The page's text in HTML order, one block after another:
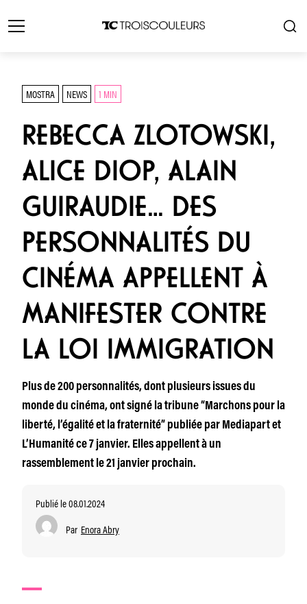
MOSTRA NEWS 1 MIN
REBECCA ZLOTOWSKI,
ALICE DIOP, ALAIN
GUIRAUDIE… DES
PERSONNALITÉS DU
CINÉMA APPELLENT À
MANIFESTER CONTRE
LA LOI IMMIGRATION
Plus de 200 personnalités, dont plusieurs issues du
monde du cinéma, ont signé la tribune “Marchons pour la
liberté, l’égalité et la fraternité” publiée par Mediapart et
L’Humanité ce 7 janvier. Elles appellent à un
rassemblement le 21 janvier prochain.
Publié le 08.01.2024
Par Enora Abry